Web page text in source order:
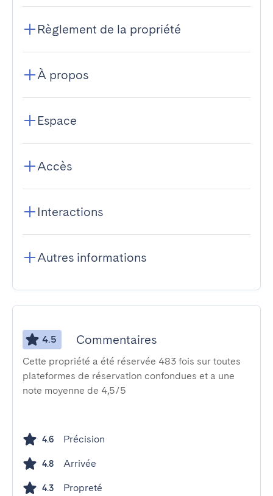
Règlement de la propriété
À propos
Espace
Accès
Interactions
Autres informations
4.5 Commentaires
Cette propriété a été réservée 483 fois sur toutes
plateformes de réservation confondues et a une
note moyenne de 4,5/5
4.6 Précision
4.8 Arrivée
4.3 Propreté